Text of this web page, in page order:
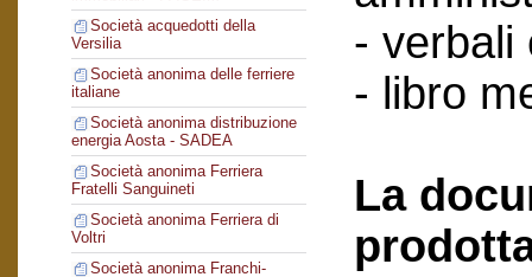
Società acquedotti della
Versilia
Società anonima delle ferriere
italiane
Società anonima distribuzione
energia Aosta - SADEA
Società anonima Ferriera
Fratelli Sanguineti
Società anonima Ferriera di
Voltri
Società anonima Franchi-
- verbali
- libro
La